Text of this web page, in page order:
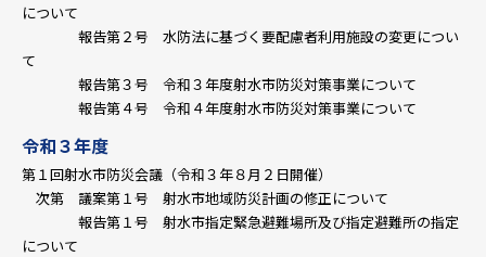
について
報告第２号 水防法に基づく要配慮者利用施設の変更につい
て
報告第３号 令和３年度射水市防災対策事業について
報告第４号 令和４年度射水市防災対策事業について
令和３年度
第１回射水市防災会議（令和３年８月２日開催）
次第 議案第１号 射水市地域防災計画の修正について
報告第１号 射水市指定緊急避難場所及び指定避難所の指定
について